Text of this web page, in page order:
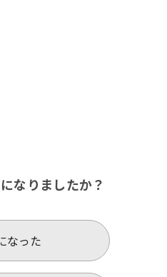
なりましたか？
なった